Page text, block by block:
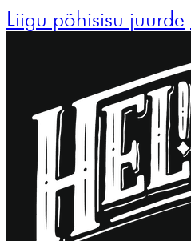
Liigu põhisisu juurde